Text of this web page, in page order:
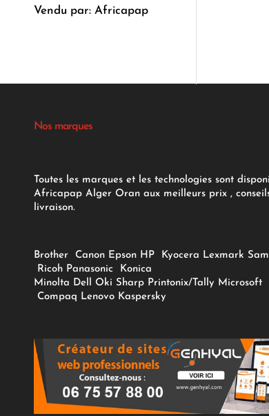
Vendu par: Africapap
Nos marques
Toutes les marques et les technologies sont
Africapap Alger Oran aux meilleurs prix ,
livraison.
Brother Canon Epson HP Kyocera Lexmark
Ricoh Panasonic
Konica
Minolta Dell Oki Sharp Printonix/Tally Microsoft
Compaq Lenovo Kaspersky